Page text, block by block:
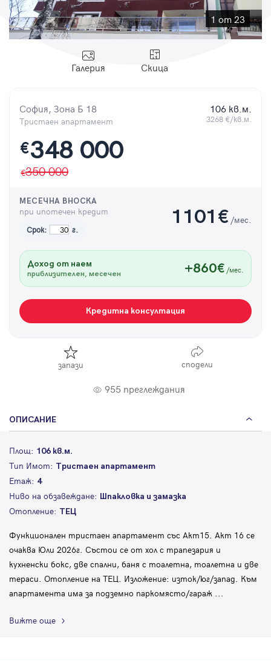
1 от 23
Галерия Скица
София, Зона Б 18
Тристаен апартамент
106 кв.м.
3268 €/кв.м.
€348 000
350 000
МЕСЕЧНА ВНОСКА
при ипотечен кредит
Срок: г.
1101€ /мес.
Доход от наем
приблизителен, месечен +860€ /мес.
Кредитна консултация
запази сподели
955 преглеждания
ОПИСАНИЕ
Площ: 106 кв.м.
Тип Имот: Тристаен апартамент
Етаж: 4
Ниво на обзавеждане: Шпакловка и замазка
Отопление: ТЕЦ
Функционален тристаен апартамент със Акт15. Акт 16 се
очаква Юли 2026г. Състои се от хол с трапезария и
кухненски бокс, две спални, баня с тоалетна, тоалетна и две
тераси. Отопление на ТЕЦ. Изложение: изток/юг/запад. Към
апартамента има за подземно паркомясто/гараж ...
Вижте още
Парола
Забравена парола
Регистрация